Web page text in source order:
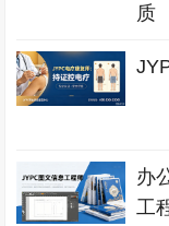
质
办
工